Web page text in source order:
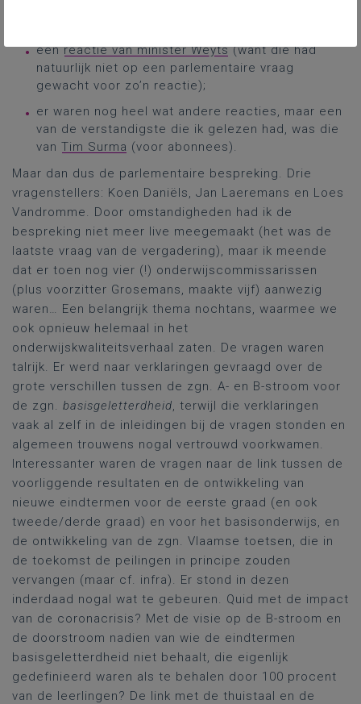
eenreactie van minister Weyts(want die had
natuurlijk niet op een parlementaire vraag
gewacht voor zo’n reactie);
er waren nog heel wat andere reacties, maar een
van de verstandigste die ik gelezen had, was die
van Tim Surma (voor abonnees).
Maar dan dus de parlementaire bespreking. Drie
vragenstellers: Koen Daniëls, Jan Laeremans en Loes
Vandromme. Door omstandigheden had ik de
bespreking niet meer live meegemaakt (het was de
laatste vraag van de vergadering), maar ik meende
dat er toen nog vier (!) onderwijscommissarissen
(plus voorzitter Grosemans, maakte vijf) aanwezig
waren… Een belangrijk thema nochtans, waarmee we
ook opnieuw helemaal in het
onderwijskwaliteitsverhaal zaten. De vragen waren
talrijk. Er werd naar verklaringen gevraagd over de
grote verschillen tussen de zgn. A- en B-stroom voor
de zgn. basisgeletterdheid, terwijl die verklaringen
vaak al zelf in de inleidingen bij de vragen stonden en
algemeen trouwens nogal vertrouwd voorkwamen.
Interessanter waren de vragen naar de link tussen de
voorliggende resultaten en de ontwikkeling van
nieuwe eindtermen voor de eerste graad (en ook
tweede/derde graad) en voor het basisonderwijs, en
de ontwikkeling van de zgn. Vlaamse toetsen, die in
de toekomst de peilingen in principe zouden
vervangen (maar cf. infra). Er stond in dezen
inderdaad nogal wat te gebeuren. Quid met de impact
van de coronacrisis? Met de visie op de B-stroom en
de doorstroom nadien van wie de eindtermen
basisgeletterdheid niet behaalt, die eigenlijk
gedefinieerd waren als te behalen door 100 procent
van de leerlingen? De link met de thuistaal en de